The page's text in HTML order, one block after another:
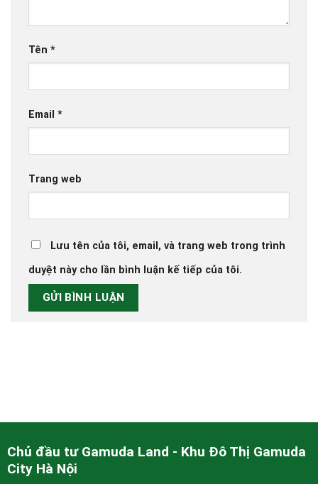
Tên *
Email *
Trang web
Lưu tên của tôi, email, và trang web trong trình
duyệt này cho lần bình luận kế tiếp của tôi.
Chủ đầu tư Gamuda Land - Khu Đô Thị Gamuda
City Hà Nội